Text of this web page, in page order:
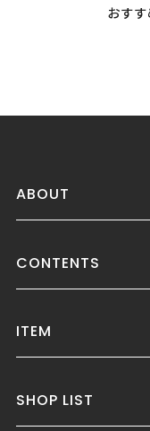
おす
ABOUT
CONTENTS
ITEM
SHOP LIST